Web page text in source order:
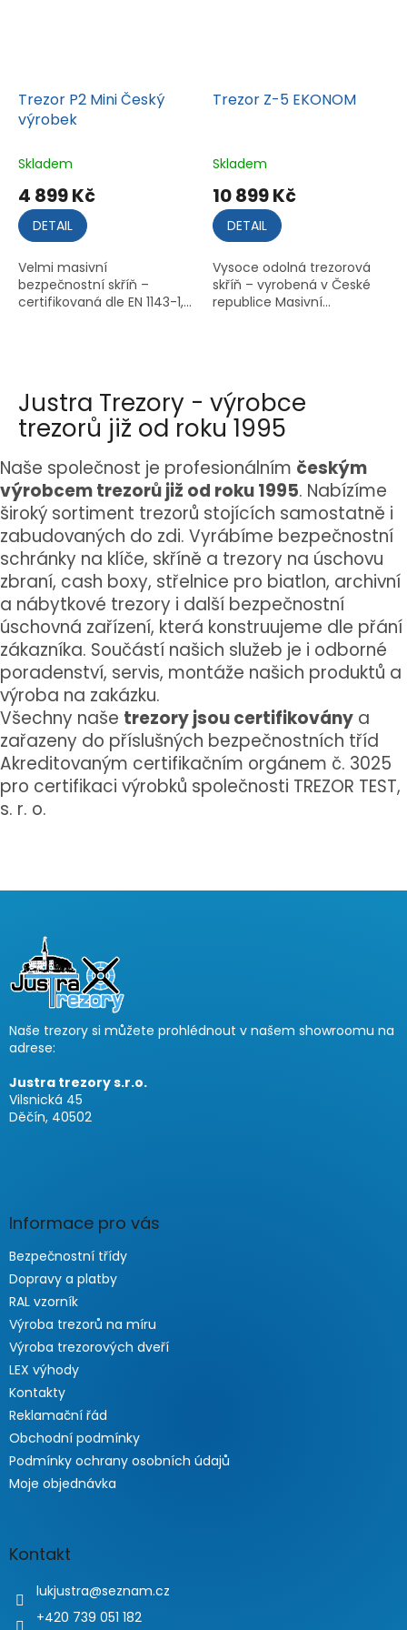
Trezor P2 Mini Český
výrobek
Skladem
4 899 Kč
DETAIL
Velmi masivní
bezpečnostní skříň –
certifikovaná dle EN 1143-1,...
Trezor Z-5 EKONOM
Skladem
10 899 Kč
DETAIL
Vysoce odolná trezorová
skříň – vyrobená v České
republice Masivní...
Justra Trezory - výrobce
trezorů již od roku 1995
Naše společnost je profesionálním českým
výrobcem trezorů již od roku 1995. Nabízíme
široký sortiment trezorů stojících samostatně i
zabudovaných do zdi. Vyrábíme bezpečnostní
schránky na klíče, skříně a trezory na úschovu
zbraní, cash boxy, střelnice pro biatlon, archivní
a nábytkové trezory i další bezpečnostní
úschovná zařízení, která konstruujeme dle přání
zákazníka. Součástí našich služeb je i odborné
poradenství, servis, montáže našich produktů a
výroba na zakázku.
Všechny naše trezory jsou certifikovány a
zařazeny do příslušných bezpečnostních tříd
Akreditovaným certifikačním orgánem č. 3025
pro certifikaci výrobků společnosti TREZOR TEST,
s. r. o.
a
Naše trezory si můžete prohlédnout v našem showroomu na
adrese:
Justra trezory s.r.o.
Vilsnická 45
Děčín, 40502
Informace pro vás
Bezpečnostní třídy
Dopravy a platby
RAL vzorník
Výroba trezorů na míru
Výroba trezorových dveří
LEX výhody
Kontakty
Reklamační řád
Obchodní podmínky
Podmínky ochrany osobních údajů
Moje objednávka
Kontakt
lukjustra@seznam.cz
+420 739 051 182